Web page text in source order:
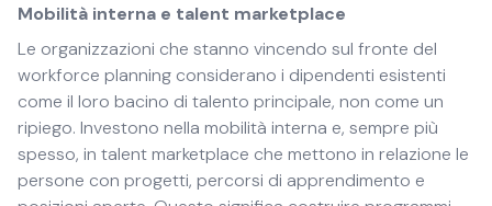
Mobilità interna e talent marketplace
Le organizzazioni che stanno vincendo sul fronte del
workforce planning considerano i dipendenti esistenti
come il loro bacino di talento principale, non come un
ripiego. Investono nella mobilità interna e, sempre più
spesso, in talent marketplace che mettono in relazione le
persone con progetti, percorsi di apprendimento e